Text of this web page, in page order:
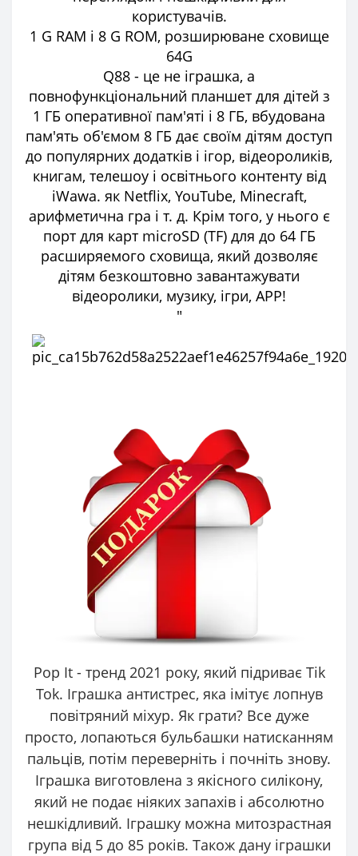
користувачів.
1 G RAM і 8 G ROM, розширюване сховище
64G
Q88 - це не іграшка, а
повнофункціональний планшет для дітей з
1 ГБ оперативної пам'яті і 8 ГБ, вбудована
пам'ять об'ємом 8 ГБ дає своїм дітям доступ
до популярних додатків і ігор, відеороликів,
книгам, телешоу і освітнього контенту від
iWawa. як Netflix, YouTube, Minecraft,
арифметична гра і т. д. Крім того, у нього є
порт для карт microSD (TF) для до 64 ГБ
расширяемого сховища, який дозволяє
дітям безкоштовно завантажувати
відеоролики, музику, ігри, APP!
"
Pop It - тренд 2021 року, який підриває Tik
Tok. Іграшка антистрес, яка імітує лопнув
повітряний міхур. Як грати? Все дуже
просто, лопаються бульбашки натисканням
пальців, потім переверніть і почніть знову.
Іграшка виготовлена ​​з якісного силікону,
який не подає ніяких запахів і абсолютно
нешкідливий. Іграшку можна митозрастная
група від 5 до 85 років. Також дану іграшки